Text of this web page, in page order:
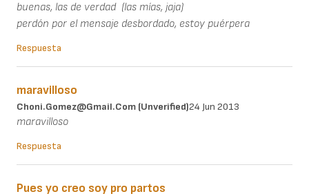
buenas, las de verdad (las mías, jaja)
perdón por el mensaje desbordado, estoy puérpera
Respuesta
maravilloso
Choni.gomez@gmail.com (unverified)24 Jun 2013
maravilloso
Respuesta
Pues yo creo soy pro partos